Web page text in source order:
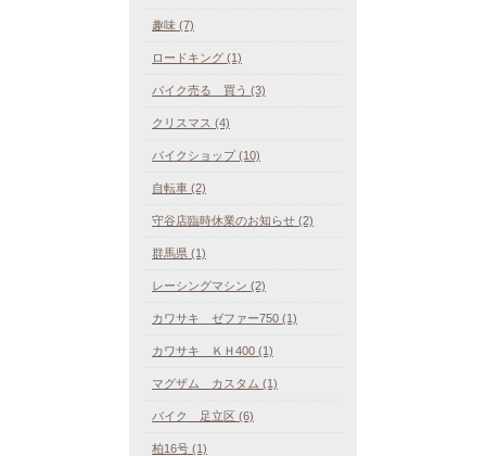
趣味 (7)
ロードキング (1)
バイク売る 買う (3)
クリスマス (4)
バイクショップ (10)
自転車 (2)
守谷店臨時休業のお知らせ (2)
群馬県 (1)
レーシングマシン (2)
カワサキ ゼファー750 (1)
カワサキ ＫＨ400 (1)
マグザム カスタム (1)
バイク 足立区 (6)
柏16号 (1)